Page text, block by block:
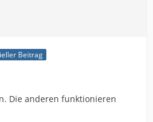
Beitrag
Die anderen funktionieren